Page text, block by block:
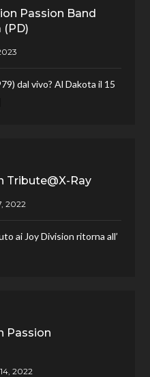
Passion Band
(PD)
dal vivo? Al Dakota il 15
Tribute@X-Ray
ai Joy Division ritorna all’
Passion